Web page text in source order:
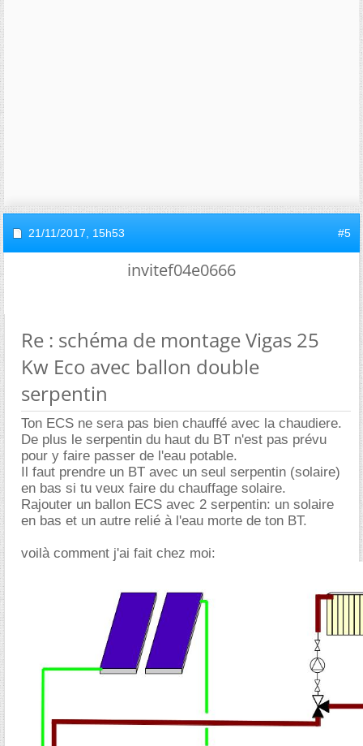
21/11/2017, 15h53 #5
invitef04e0666
Re : schéma de montage Vigas 25
Kw Eco avec ballon double
serpentin
Ton ECS ne sera pas bien chauffé avec la chaudiere.
De plus le serpentin du haut du BT n'est pas prévu
pour y faire passer de l'eau potable.
Il faut prendre un BT avec un seul serpentin (solaire)
en bas si tu veux faire du chauffage solaire.
Rajouter un ballon ECS avec 2 serpentin: un solaire
en bas et un autre relié à l'eau morte de ton BT.
voilà comment j'ai fait chez moi: